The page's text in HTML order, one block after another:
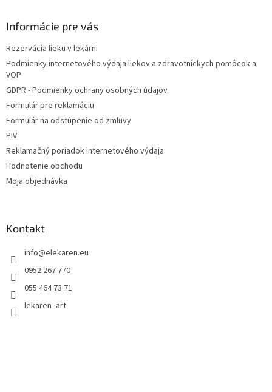
Informácie pre vás
Rezervácia lieku v lekárni
Podmienky internetového výdaja liekov a zdravotníckych pomôcok a
VOP
GDPR - Podmienky ochrany osobných údajov
Formulár pre reklamáciu
Formulár na odstúpenie od zmluvy
PIV
Reklamačný poriadok internetového výdaja
Hodnotenie obchodu
Moja objednávka
Kontakt
info@elekaren.eu
0952 267 770
055 464 73 71
lekaren_art